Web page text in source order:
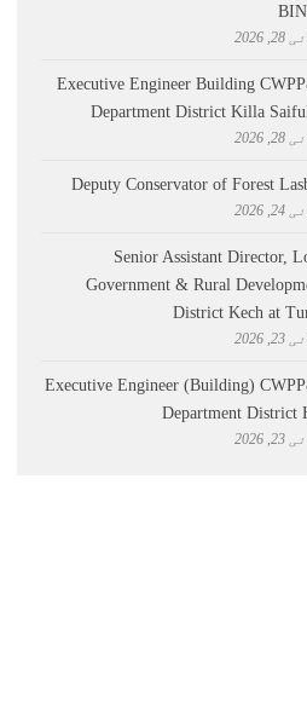
Executive Engineer Building
Department District Killa
Deputy Conservator of Forest
Senior Assistant Director,
Government & Rural
District Kech at
Executive Engineer (Building)
Department District